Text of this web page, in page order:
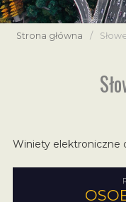
Strona główna /
Winiety elektroniczne